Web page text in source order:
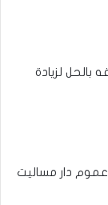
بالحل لزيادة
عموم دار مساليت